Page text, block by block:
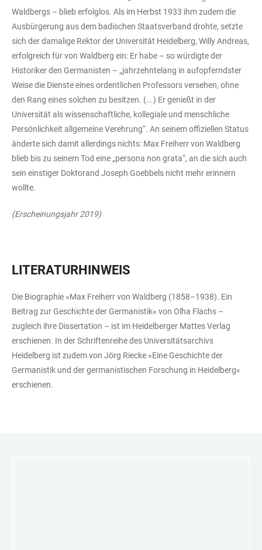
Waldbergs – blieb erfolglos. Als im Herbst 1933 ihm zudem die
Ausbürgerung aus dem badischen Staatsverband drohte, setzte
sich der damalige Rektor der Universität Heidelberg, Willy Andreas,
erfolgreich für von Waldberg ein: Er habe – so würdigte der
Historiker den Germanisten – „jahrzehntelang in aufopferndster
Weise die Dienste eines ordentlichen Professors versehen, ohne
den Rang eines solchen zu besitzen. (...) Er genießt in der
Universität als wissenschaftliche, kollegiale und menschliche
Persönlichkeit allgemeine Verehrung“. An seinem offiziellen Status
änderte sich damit allerdings nichts: Max Freiherr von Waldberg
blieb bis zu seinem Tod eine „persona non grata“, an die sich auch
sein einstiger Doktorand Joseph Goebbels nicht mehr erinnern
wollte.
(Erscheinungsjahr 2019)
LITERATURHINWEIS
Die Biographie »Max Freiherr von Waldberg (1858–1938). Ein
Beitrag zur Geschichte der Germanistik« von Olha Flachs –
zugleich ihre Dissertation – ist im Heidelberger Mattes Verlag
erschienen. In der Schriftenreihe des Universitätsarchivs
Heidelberg ist zudem von Jörg Riecke »Eine Geschichte der
Germanistik und der germanistischen Forschung in Heidelberg«
erschienen.